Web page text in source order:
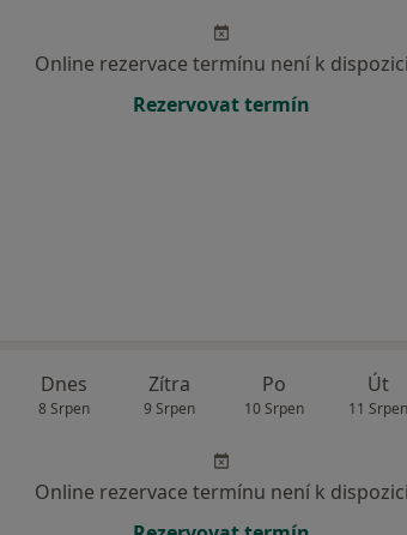
Online rezervace termínu není k dispozici
Rezervovat termín
Dnes
8 Srpen
Zítra
9 Srpen
Po
10 Srpen
Út
11 Srpen
Online rezervace termínu není k dispozici